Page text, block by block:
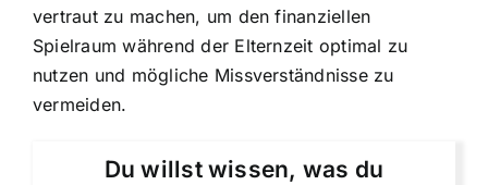
vertraut zu machen, um den finanziellen
Spielraum während der Elternzeit optimal zu
nutzen und mögliche Missverständnisse zu
vermeiden.
Du willst wissen, was du